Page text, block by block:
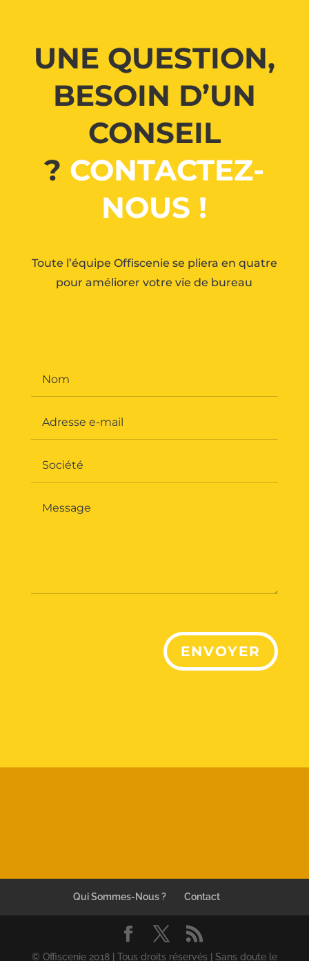
UNE QUESTION,
BESOIN D’UN
CONSEIL
? CONTACTEZ-
NOUS !
Toute l’équipe Offiscenie se pliera en quatre
pour améliorer votre vie de bureau
ENVOYER
Qui Sommes-Nous ? Contact
© Offiscenie 2018 | Tous droits réservés | Sans doute le